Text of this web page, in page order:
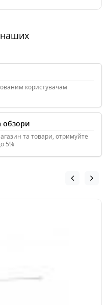
наших
користувачам
обзори
та товари, отримуйте
5%